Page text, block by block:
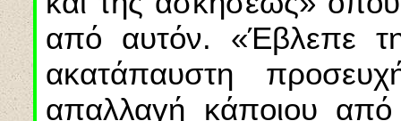
από αυτόν. «Έβλεπε
ακατάπαυστη
απαλλαγή κάποιου